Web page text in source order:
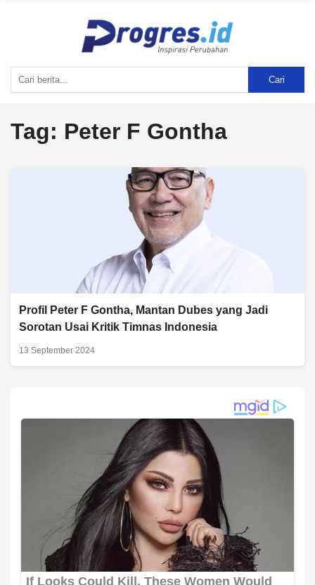
Cari
Tag: Peter F Gontha
Profil Peter F Gontha, Mantan Dubes yang Jadi
Sorotan Usai Kritik Timnas Indonesia
13 September 2024